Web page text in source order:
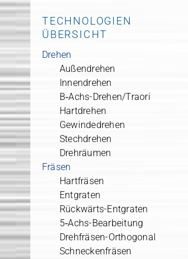
TECHNOLOGIEN
ÜBERSICHT
Drehen
Außendrehen
Innendrehen
B‑Achs-Drehen/Traori
Hartdrehen
Gewindedrehen
Stechdrehen
Drehräumen
Fräsen
Hartfräsen
Entgraten
Rückwärts-Entgraten
5‑Achs-Bearbeitung
Drehfräsen-Orthogonal
Schneckenfräsen